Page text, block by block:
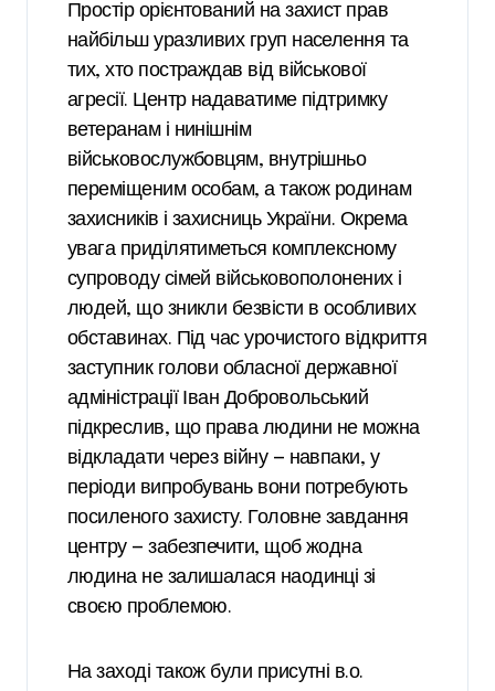
Простір орієнтований на захист прав
найбільш уразливих груп населення та
тих, хто постраждав від військової
агресії. Центр надаватиме підтримку
ветеранам і нинішнім
військовослужбовцям, внутрішньо
переміщеним особам, а також родинам
захисників і захисниць України. Окрема
увага приділятиметься комплексному
супроводу сімей військовополонених і
людей, що зникли безвісти в особливих
обставинах. Під час урочистого відкриття
заступник голови обласної державної
адміністрації Іван Добровольський
підкреслив, що права людини не можна
відкладати через війну — навпаки, у
періоди випробувань вони потребують
посиленого захисту. Головне завдання
центру — забезпечити, щоб жодна
людина не залишалася наодинці зі
своєю проблемою.
На заході також були присутні в.о.